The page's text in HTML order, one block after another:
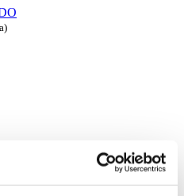
en flymedi.com son
TOURISM, una agencia de